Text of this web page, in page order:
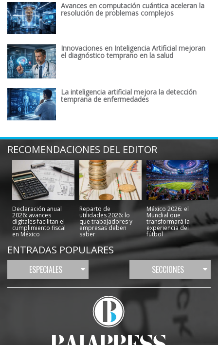
Avances en computación cuántica aceleran la
resolución de problemas complejos
Innovaciones en Inteligencia Artificial mejoran
el diagnóstico temprano en la salud
La inteligencia artificial mejora la detección
temprana de enfermedades
RECOMENDACIONES DEL EDITOR
Declaración anual
2026: avances
digitales facilitan el
cumplimiento fiscal
en México
Reparto de
utilidades 2026: lo
que trabajadores y
empresas deben
saber
México 2026: el
Mundial que
transformará la
experiencia del
fútbol
ENTRADAS POPULARES
ESPECIALES SECCIONES